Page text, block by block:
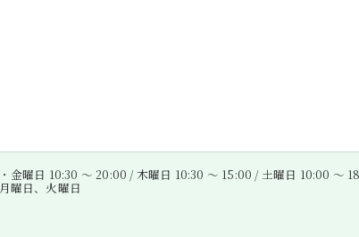
金曜日 10:30 〜 20:00 / 木曜日 10:30 〜 15:00 / 土曜日 10:00 〜
曜日、火曜日